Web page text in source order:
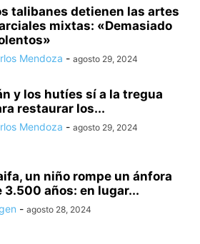
talibanes detienen las artes
mixtas: «Demasiado
Mendoza - agosto 29, 2024
y los hutíes sí a la tregua
restaurar los...
Mendoza - agosto 29, 2024
un niño rompe un ánfora
3.500 años: en lugar...
- agosto 28, 2024